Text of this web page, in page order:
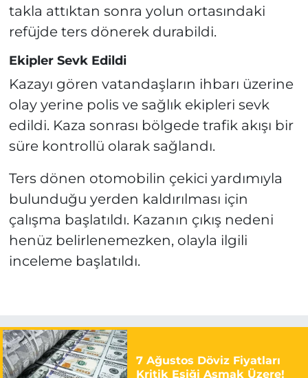
takla attıktan sonra yolun ortasındaki
refüjde ters dönerek durabildi.
Ekipler Sevk Edildi
Kazayı gören vatandaşların ihbarı üzerine
olay yerine polis ve sağlık ekipleri sevk
edildi. Kaza sonrası bölgede trafik akışı bir
süre kontrollü olarak sağlandı.
Ters dönen otomobilin çekici yardımıyla
bulunduğu yerden kaldırılması için
çalışma başlatıldı. Kazanın çıkış nedeni
henüz belirlenemezken, olayla ilgili
inceleme başlatıldı.
7 Ağustos Döviz Fiyatları
Kritik Eşiği Aşmak Üzere!